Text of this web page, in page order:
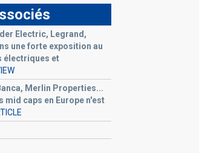
Electric, Legrand,
une forte exposition au
électriques et
Merlin Properties...
mid caps en Europe n'est